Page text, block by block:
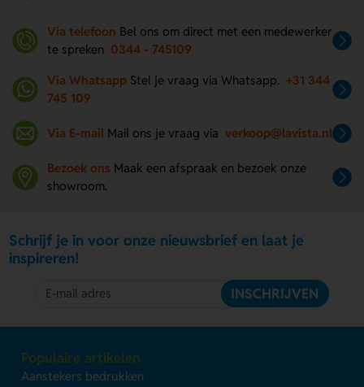
Via telefoon Bel ons om direct met een medewerker
te spreken 0344 - 745109
Via Whatsapp Stel je vraag via Whatsapp. +31 344
745 109
Via E-mail Mail ons je vraag via verkoop@lavista.nl
Bezoek ons Maak een afspraak en bezoek onze
showroom.
Schrijf je in voor onze nieuwsbrief en laat je
inspireren!
INSCHRIJVEN
Populaire artikelen
Aanstekers bedrukken